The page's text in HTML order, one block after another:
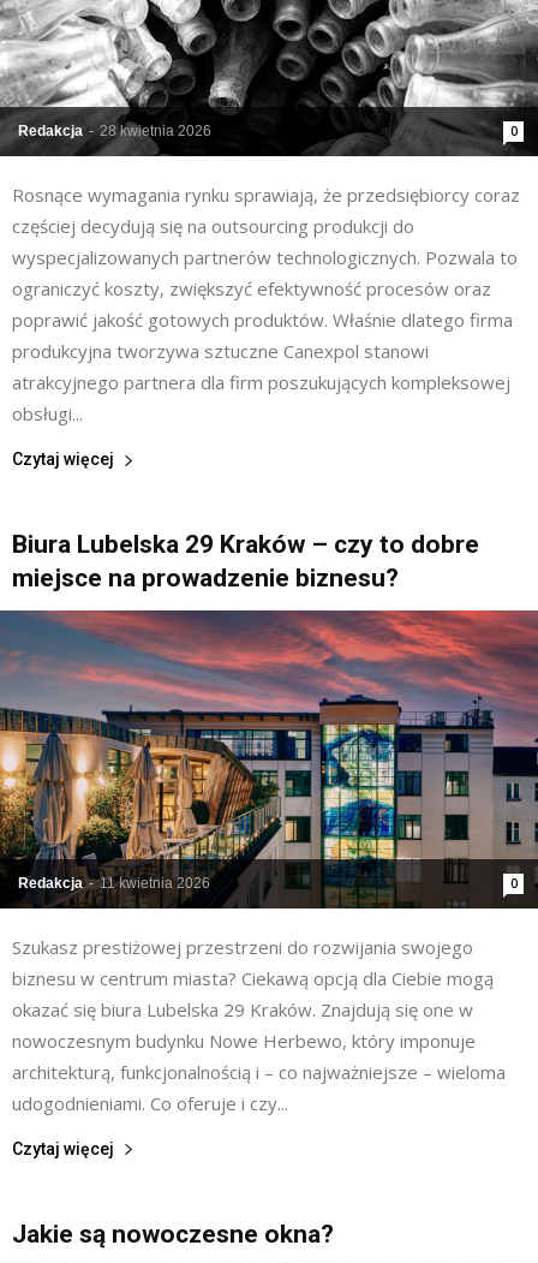
Redakcja - 28 kwietnia 2026 0
Rosnące wymagania rynku sprawiają, że przedsiębiorcy coraz
częściej decydują się na outsourcing produkcji do
wyspecjalizowanych partnerów technologicznych. Pozwala to
ograniczyć koszty, zwiększyć efektywność procesów oraz
poprawić jakość gotowych produktów. Właśnie dlatego firma
produkcyjna tworzywa sztuczne Canexpol stanowi
atrakcyjnego partnera dla firm poszukujących kompleksowej
obsługi...
Czytaj więcej
Biura Lubelska 29 Kraków – czy to dobre
miejsce na prowadzenie biznesu?
Redakcja - 11 kwietnia 2026 0
Szukasz prestiżowej przestrzeni do rozwijania swojego
biznesu w centrum miasta? Ciekawą opcją dla Ciebie mogą
okazać się biura Lubelska 29 Kraków. Znajdują się one w
nowoczesnym budynku Nowe Herbewo, który imponuje
architekturą, funkcjonalnością i – co najważniejsze – wieloma
udogodnieniami. Co oferuje i czy...
Czytaj więcej
Jakie są nowoczesne okna?